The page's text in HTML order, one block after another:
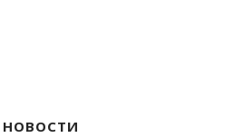
НОВОСТИ